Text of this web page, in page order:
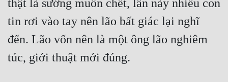
thật là sướng muốn chết, lần này nhiều con
tin rơi vào tay nên lão bất giác lại nghĩ
đến. Lão vốn nên là một ông lão nghiêm
túc, giới thuật mới đúng.